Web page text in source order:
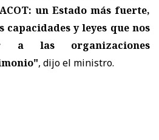
un Estado más fuerte,
capacidades y leyes que nos
a las organizaciones
, dijo el ministro.